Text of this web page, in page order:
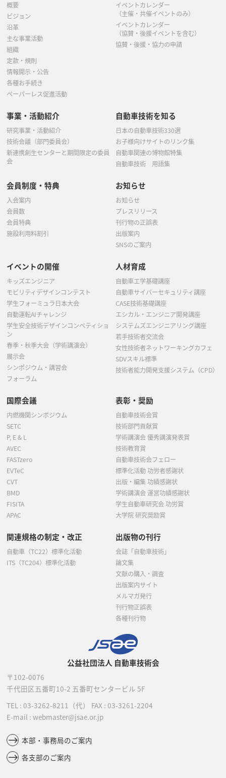
公益社団法人 自動車技術会
〒102-0076
千代田区五番町10-2 五番町センタービル 5F
TEL : 03-3262-8211 （代） FAX : 03-3261-2204
E-mail : webmaster@jsae.or.jp
本部・事務局のご案内
各支部のご案内
概要
ビジョン
沿革
主な事業活動
組織
定款・規則
情報開示・公告
各種お手続き
ペーパーレス促進活動
イベントカレンダー
（主催・共催イベントのみ）
イベントカレンダー
（協賛・後援イベントを含む）
協賛・後援・協力の申請
事業・活動紹介
研究事業・活動紹介
技術会議（部門委員会）
新連携創生センターと期間限定の委員
会
自動車技術を知る
日本の自動車技術330選
お子様向けサイトのリンク集
自動車関連の博物館特集
自動車技術 用語集
会員制度・特典
入会案内
会員数
会員特典
施設利用料割引
お知らせ
お知らせ
プレスリリース
刊行物の正誤表
出版案内
SNSのご案内
イベントの開催
キッズエンジニア
モビリティデザインコンテスト
学生フォーミュラ日本大会
自動運転AIチャレンジ
学生安全技術デザインコンペティショ
ン
春季・秋季大会（学術講演会）
展示会
シンポジウム・講習会
フォーラム
人材育成
自動車工学基礎講座
自動車サイバーセキュリティ講座
CASE技術基礎講座
エシカル・エンジニア開発講座
システムズエンジニアリング講座
若手技術者交流会
女性技術者ネットワーキングカフェ
SDVスキル標準
技術者能力開発支援システム（CPD）
国際会議
内燃機関シンポジウム
SETC
P, E & L
AVEC
FASTzero
EVTeC
CVT
BMD
FISITA
APAC
表彰・奨励
自動車技術会賞
技術部門貢献賞
学術講演会 優秀講演発表賞
技術教育賞
自動車技術会フェロー
標準化活動 功労者感謝状
出版・編集 功績感謝状
学術講演会 運営功績感謝状
学生自動車研究会 功労賞
大学院 研究奨励賞
関連規格の制定・改正
自動車（TC22）標準化活動
ITS（TC204）標準化活動
出版物の刊行
会誌「自動車技術」
論文集
文献の購入・調査
出版案内サイト
メルマガ発行
刊行物正誤表
各種刊行物